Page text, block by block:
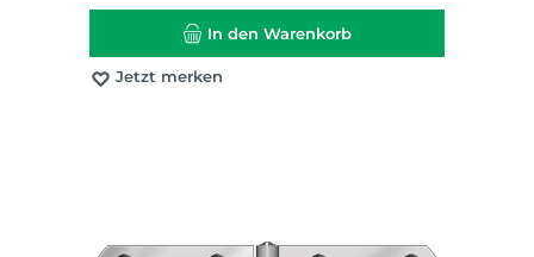
In den Warenkorb
Jetzt merken